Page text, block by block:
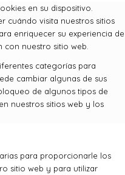
en su dispositivo.
cuándo visita nuestros sitios
enriquecer su experiencia de
nuestro sitio web.
categorías para
cambiar algunas de sus
de algunos tipos de
nuestros sitios web y los
para proporcionarle los
sitio web y para utilizar